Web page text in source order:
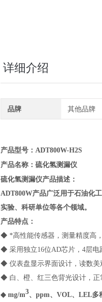
详细介绍
品牌 其他品牌
产品型号：ADT800W-H2S
产品名称： 硫化氢测漏仪
硫化氢测漏仪产品描述：
ADT800W产品广泛用于石油化
实验、科研单位等各个领域。
产品特点：
◆ *高性能传感器，测量精度高
◆ 采用独立16位AD芯片，4层电
◆ 仪表盘显示界面设计，读数美
◆ 白、橙、红三色背光设计，正
◆ mg/m3、ppm、VOL、LEL多